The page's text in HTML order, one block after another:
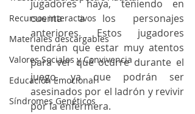
Recursos interactivos
Materiales descargables
Valores Sociales y Convivencia
Educación Emocional
Síndromes Genéticos
jugadores haya, teniendo en
cuenta a los personajes
anteriores. Estos jugadores
tendrán que estar muy atentos
para ver qué ocurre durante el
juego, ya que podrán ser
asesinados por el ladrón y revivir
por la enfermera.